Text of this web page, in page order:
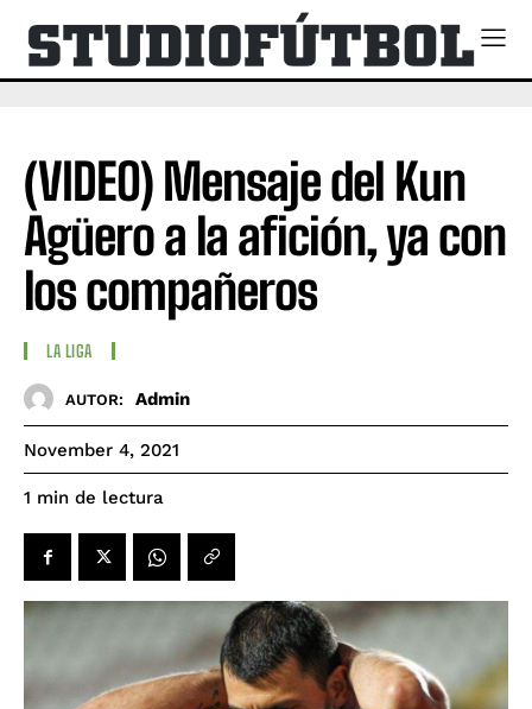
(VIDEO) Mensaje del Kun
Agüero a la afición, ya con
los compañeros
LA LIGA
AUTOR: Admin
November 4, 2021
1 min de lectura